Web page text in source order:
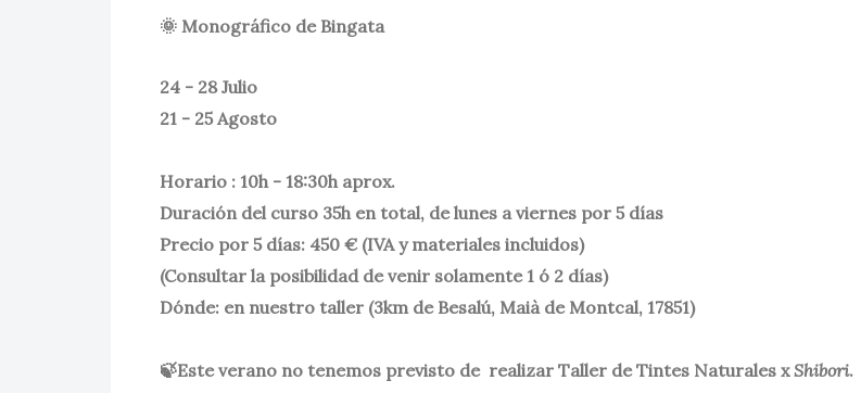
🌞 Monográfico de Bingata
24 - 28 Julio
21 - 25 Agosto
Horario : 10h - 18:30h aprox.
Duración del curso 35h en total, de lunes a viernes por 5 días
Precio por 5 días: 450 € (IVA y materiales incluidos)
(Consultar la posibilidad de venir solamente 1 ó 2 días)
Dónde: en nuestro taller (3km de Besalú, Maià de Montcal, 17851)
🍃Este verano no tenemos previsto de realizar Taller de Tintes Naturales xShibori.